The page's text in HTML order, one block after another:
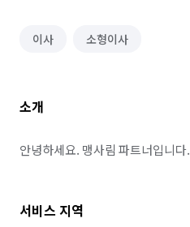
이사 소형이사
소개
안녕하세요. 맹사림 파트너입니다.
서비스 지역